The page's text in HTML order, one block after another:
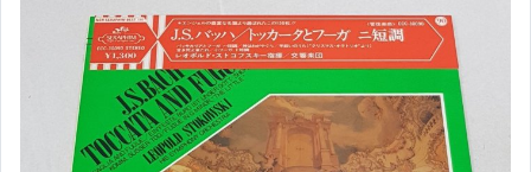
。日本火鉢。
。日本風爐。
。日本花瓶。
。日本老件。